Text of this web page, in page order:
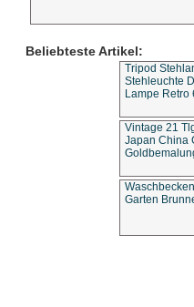
Beliebteste Artikel:
Tripod
Stehleuchte
Lampe Retro
Vintage 21
Japan China
Garten